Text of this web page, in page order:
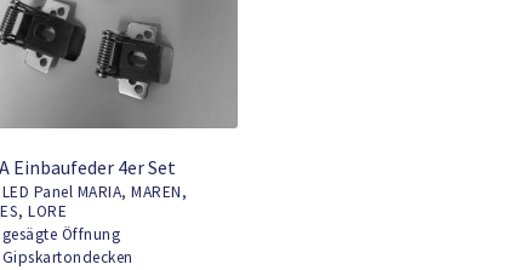
Einbaufeder 4er Set
Panel MARIA, MAREN,
LORE
Öffnung